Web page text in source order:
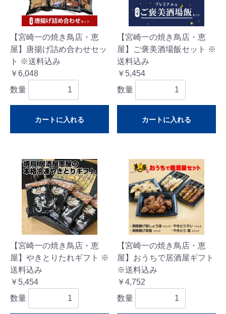
【宮崎一の焼き鳥店・恵
屋】唐揚げ詰め合わせセッ
ト ※送料込み
￥6,048
数量
カートに入れる
【宮崎一の焼き鳥店・恵
屋】ご褒美酒場飯セット ※
送料込み
￥5,454
数量
カートに入れる
【宮崎一の焼き鳥店・恵
屋】やきとりたれギフト ※
送料込み
￥5,454
数量
【宮崎一の焼き鳥店・恵
屋】おうちで居酒屋ギフト
※送料込み
￥4,752
数量